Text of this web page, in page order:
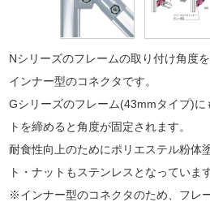
Nシリーズのフレームの取り付け角度
インナー型のコネクタです。
Gシリーズのフレーム(43mmタイプ)
トを締めると角度が固定されます。
耐食性向上のためにポリエステル粉体
ト・ナットもステンレスとなっています
※インナー型のコネクタのため、フレ